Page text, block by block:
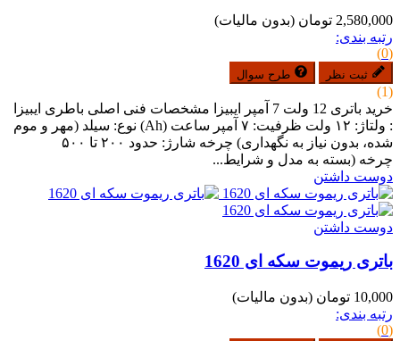
2,580,000 تومان
(بدون مالیات)
رتبه بندی:
(0)
ثبت نظر طرح سوال
(1)
خرید باتری 12 ولت 7 آمپر ایبیزا مشخصات فنی اصلی باطری ایبیزا
: ولتاژ: ۱۲ ولت ظرفیت: ۷ آمپر ساعت (Ah) نوع: سیلد (مهر و موم
شده، بدون نیاز به نگهداری) چرخه شارژ: حدود ۲۰۰ تا ۵۰۰
چرخه (بسته به مدل و شرایط...
دوست داشتن
دوست داشتن
باتری ریموت سکه ای 1620
10,000 تومان
(بدون مالیات)
رتبه بندی:
(0)